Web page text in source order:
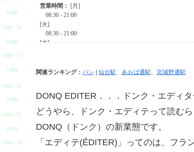
関連ランキング： パン 仙台駅、 あおば通駅、 宮城野通駅
DONQ EDITER．．．ドンク・エディタ
どうやら、ドンク・エディテって読む
DONQ（ドンク）の新業態です。
「エディテ(ÉDITER)」ってのは、フ